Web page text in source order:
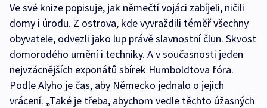
Ve své knize popisuje, jak němečtí vojáci zabíjeli, ničili
domy i úrodu. Z ostrova, kde vyvraždili téměř všechny
obyvatele, odvezli jako lup právě slavnostní člun. Skvost
domorodého umění i techniky. A v současnosti jeden
nejvzácnějších exponátů sbírek Humboldtova fóra.
Podle Alyho je čas, aby Německo jednalo o jejich
vrácení. „Také je třeba, abychom vedle těchto úžasných